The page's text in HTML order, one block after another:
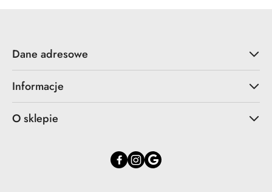
Dane adresowe
Informacje
O sklepie